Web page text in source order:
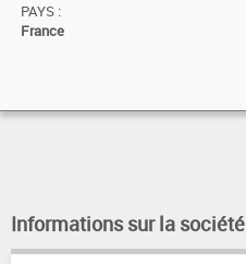
PAYS :
France
Informations sur la société